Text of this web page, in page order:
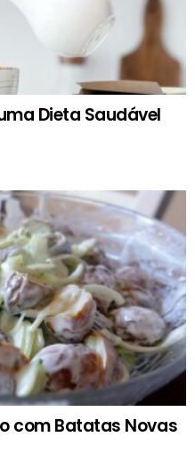
Dieta Saudável
com Batatas Novas